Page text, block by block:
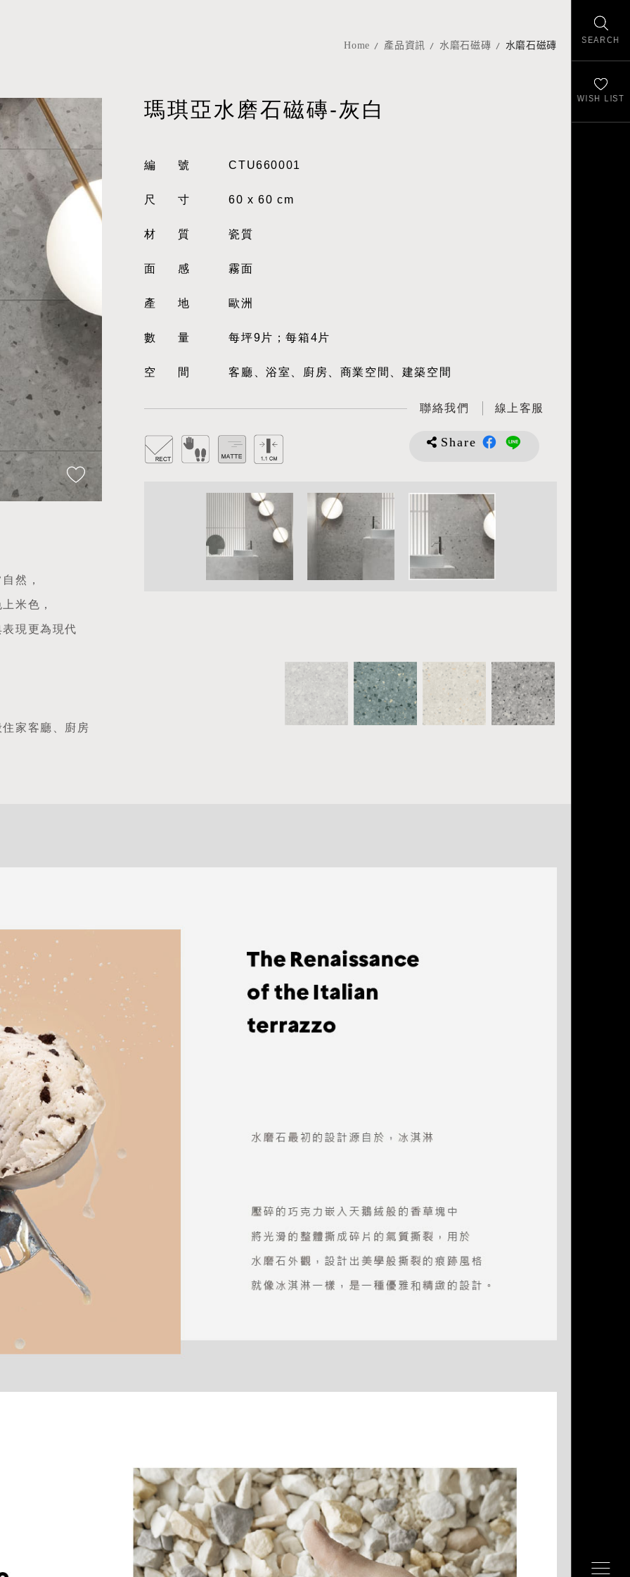
SEARCH
WISH LIST
Home 產品資訊 水磨石磁磚 水磨石磁磚
然，
米色，
現更為現代
家客廳、廚房
瑪琪亞水磨石磁磚-灰白
編號 CTU660001
尺寸 60 x 60 cm
材質 瓷質
面感 霧面
產地 歐洲
數量 每坪9片；每箱4片
空間 客廳、浴室、廚房、商業空間、建築空間
聯絡我們 線上客服
Share